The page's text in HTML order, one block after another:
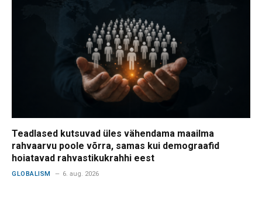
Teadlased kutsuvad üles vähendama maailma
rahvaarvu poole võrra, samas kui demograafid
hoiatavad rahvastikukrahhi eest
GLOBALISM 6. aug. 2026